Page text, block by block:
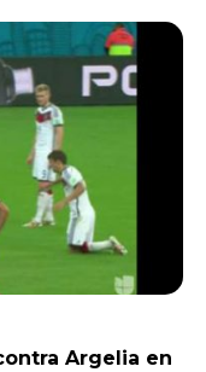
Argelia en